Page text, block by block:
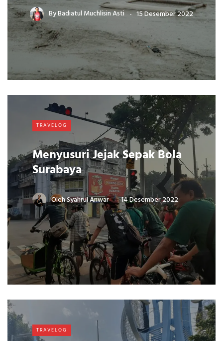
ByBadiatul Muchlisin Asti 15 Desember 2022
TRAVELOG
Menyusuri Jejak Sepak Bola
Surabaya
OlehSyahrul Anwar 14 Desember 2022
TRAVELOG